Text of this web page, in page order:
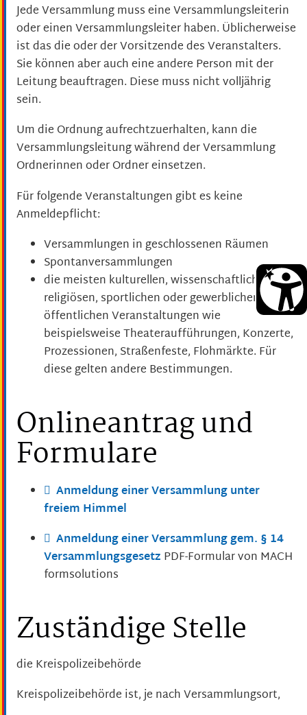
Jede Versammlung muss eine Versammlungsleiterin
oder einen Versammlungsleiter haben. Üblicherweise
ist das die oder der Vorsitzende des Veranstalters.
Sie können aber auch eine andere Person mit der
Leitung beauftragen. Diese muss nicht volljährig
sein.
Um die Ordnung aufrechtzuerhalten, kann die
Versammlungsleitung während der Versammlung
Ordnerinnen oder Ordner einsetzen.
Für folgende Veranstaltungen gibt es keine
Anmeldepflicht:
Versammlungen in geschlossenen Räumen
Spontanversammlungen
die meisten kulturellen, wissenschaftlichen,
religiösen, sportlichen oder gewerblichen
öffentlichen Veranstaltungen wie
beispielsweise Theateraufführungen, Konzerte,
Prozessionen, Straßenfeste, Flohmärkte. Für
diese gelten andere Bestimmungen.
Onlineantrag und
Formulare
Anmeldung einer Versammlung unter
freiem Himmel
Anmeldung einer Versammlung gem. § 14
Versammlungsgesetz PDF-Formular von MACH
formsolutions
Zuständige Stelle
die Kreispolizeibehörde
Kreispolizeibehörde ist, je nach Versammlungsort,